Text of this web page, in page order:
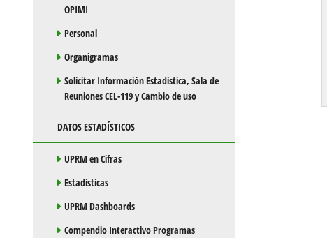
OPIMI
Personal
Organigramas
Solicitar Información Estadística, Sala de
Reuniones CEL-119 y Cambio de uso
DATOS ESTADÍSTICOS
UPRM en Cifras
Estadísticas
UPRM Dashboards
Compendio Interactivo Programas